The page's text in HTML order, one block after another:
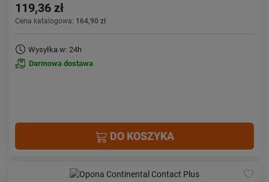
119,36 zł
Cena katalogowa: 164,90 zł
Wysyłka w: 24h
Darmowa dostawa
DO KOSZYKA